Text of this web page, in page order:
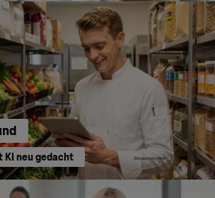
KI neu gedacht